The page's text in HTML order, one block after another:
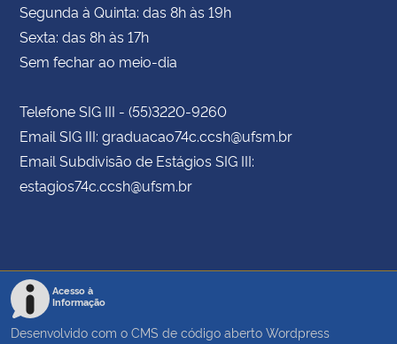
Segunda à Quinta: das 8h às 19h
Sexta: das 8h às 17h
Sem fechar ao meio-dia
Telefone SIG III - (55)3220-9260
Email SIG III: graduacao74c.ccsh@ufsm.br
Email Subdivisão de Estágios SIG III:
estagios74c.ccsh@ufsm.br
Acesso à
Informação
Desenvolvido com o CMS de código aberto Wordpress